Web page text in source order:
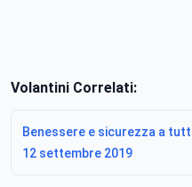
Volantini Correlati:
Benessere e sicurezza a
12 settembre 2019